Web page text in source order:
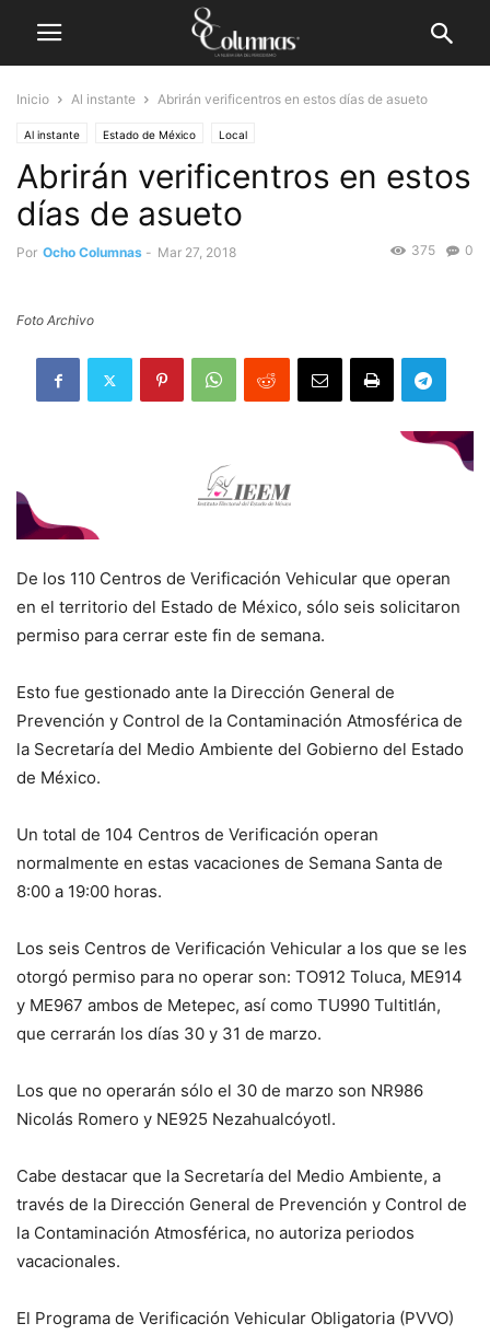
Inicio Al instante Abrirán verificentros en estos días de asueto
Al instante Estado de México Local
Abrirán verificentros en estos
días de asueto
Por Ocho Columnas - Mar 27, 2018 0
375
Foto Archivo
De los 110 Centros de Verificación Vehicular que operan
en el territorio del Estado de México, sólo seis solicitaron
permiso para cerrar este fin de semana.
Esto fue gestionado ante la Dirección General de
Prevención y Control de la Contaminación Atmosférica de
la Secretaría del Medio Ambiente del Gobierno del Estado
de México.
Un total de 104 Centros de Verificación operan
normalmente en estas vacaciones de Semana Santa de
8:00 a 19:00 horas.
Los seis Centros de Verificación Vehicular a los que se les
otorgó permiso para no operar son: TO912 Toluca, ME914
y ME967 ambos de Metepec, así como TU990 Tultitlán,
que cerrarán los días 30 y 31 de marzo.
Los que no operarán sólo el 30 de marzo son NR986
Nicolás Romero y NE925 Nezahualcóyotl.
Cabe destacar que la Secretaría del Medio Ambiente, a
través de la Dirección General de Prevención y Control de
la Contaminación Atmosférica, no autoriza periodos
vacacionales.
El Programa de Verificación Vehicular Obligatoria (PVVO)